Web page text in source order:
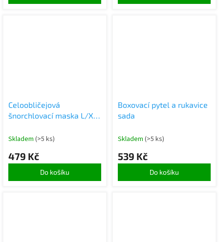
Celoobličejová
šnorchlovací maska L/XL
Skladem (>5 ks)
479 Kč
Do košíku
Boxovací pytel a rukavice
sada
Skladem (>5 ks)
539 Kč
Do košíku